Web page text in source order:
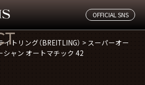
OFFICIAL SNS
イトリング（BREITLING） > スーパーオー
シャン オートマチック 42